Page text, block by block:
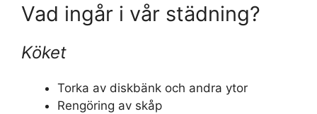
Vad ingår i vår städning?
Köket
Torka av diskbänk och andra ytor
Rengöring av skåp